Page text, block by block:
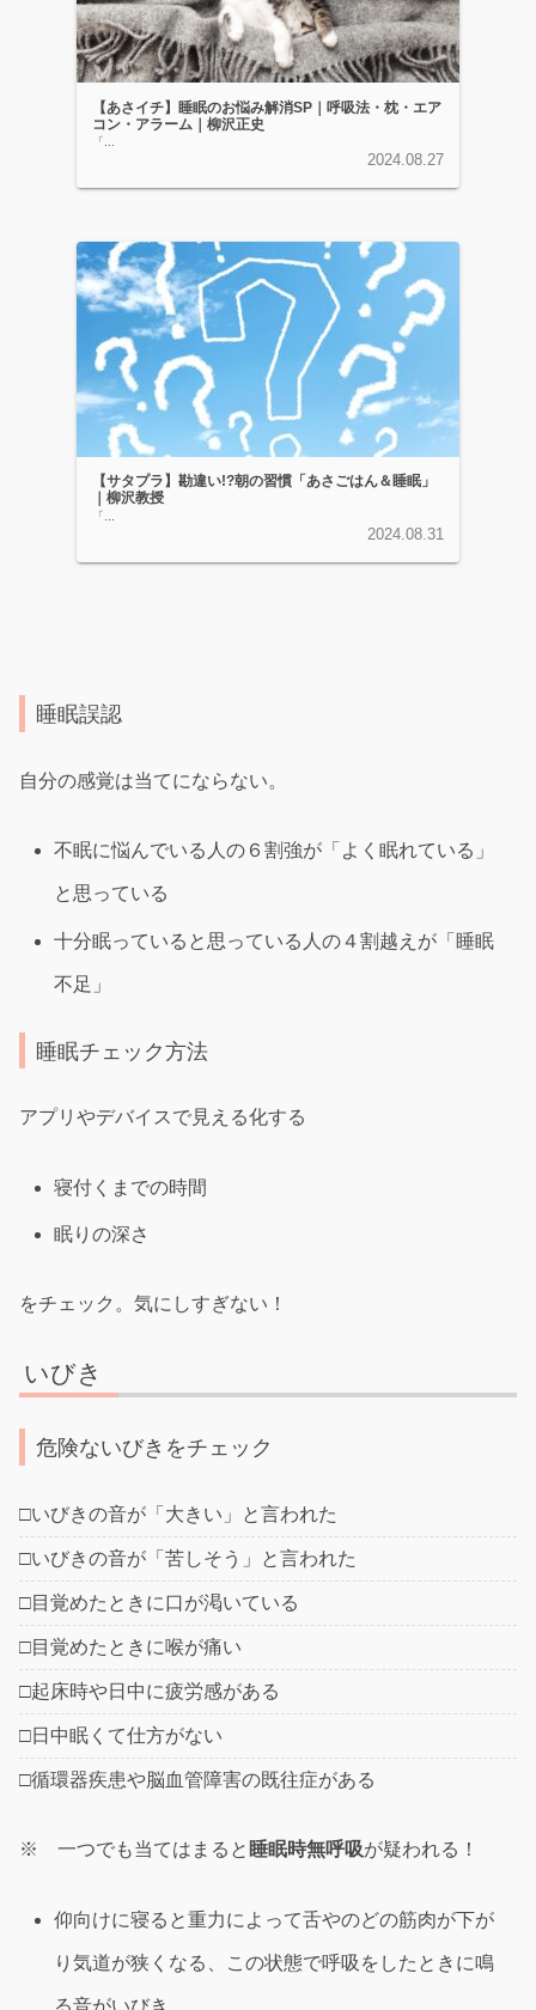
【あさイチ】睡眠のお悩み解消SP｜呼吸法・枕・エア
コン・アラーム｜柳沢正史
「...
2024.08.27
【サタプラ】勘違い!?朝の習慣「あさごはん＆睡眠」
｜柳沢教授
「...
2024.08.31
睡眠誤認
自分の感覚は当てにならない。
不眠に悩んでいる人の６割強が「よく眠れている」
と思っている
十分眠っていると思っている人の４割越えが「睡眠
不足」
睡眠チェック方法
アプリやデバイスで見える化する
寝付くまでの時間
眠りの深さ
をチェック。気にしすぎない！
いびき
危険ないびきをチェック
□いびきの音が「大きい」と言われた
□いびきの音が「苦しそう」と言われた
□目覚めたときに口が渇いている
□目覚めたときに喉が痛い
□起床時や日中に疲労感がある
□日中眠くて仕方がない
□循環器疾患や脳血管障害の既往症がある
※ 一つでも当てはまると 睡眠時無呼吸が疑われる！
仰向けに寝ると重力によって舌やのどの筋肉が下が
り気道が狭くなる、この状態で呼吸をしたときに鳴
る音がいびき